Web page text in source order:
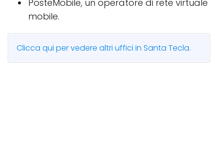
PosteMobile, un operatore di rete virtuale
mobile.
Clicca qui per vedere altri uffici in Santa Tecla.